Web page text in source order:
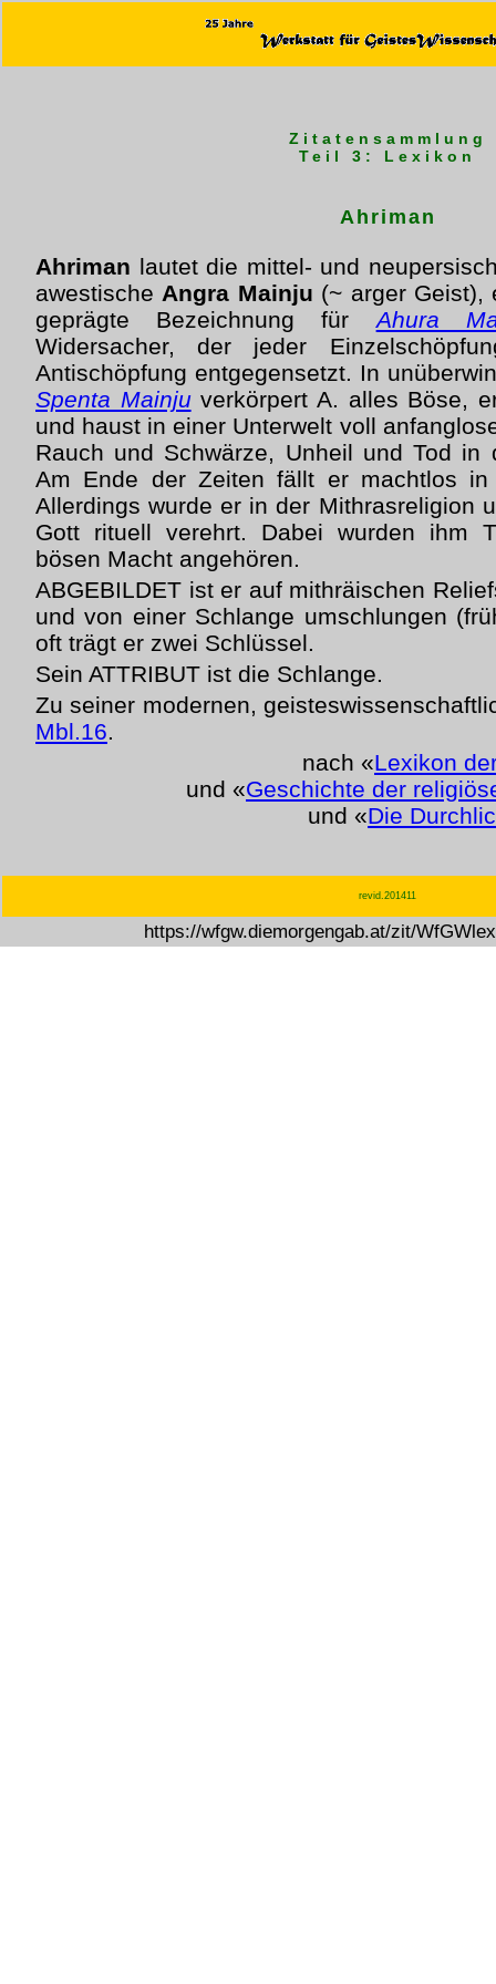
Zitatensammlung
Teil 3: Lexikon
Ahriman
Ahriman lautet die mittel- und
awestische Angra Mainju (~ arger Geist),
geprägte Bezeichnung fürAhura
Widersacher, der jeder
Antischöpfung entgegensetzt. In
Spenta Mainjuverkörpert A. alles Böse,
und haust in einer Unterwelt voll
Rauch und Schwärze, Unheil und Tod in
Am Ende der Zeiten fällt er machtlos in
Allerdings wurde er in der Mithrasreligion
Gott rituell verehrt. Dabei wurden ihm
bösen Macht angehören.
ABGEBILDET ist er auf mithräischen
und von einer Schlange umschlungen
oft trägt er zwei Schlüssel.
Sein ATTRIBUT ist die Schlange.
Zu seiner modernen,
Mbl.16.
nach «Lexikon
und «Geschichte der
und «Die
revid.201411
https://wfgw.diemorgengab.at/zit/